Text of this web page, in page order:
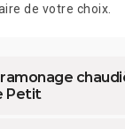
de votre choix.
Petit